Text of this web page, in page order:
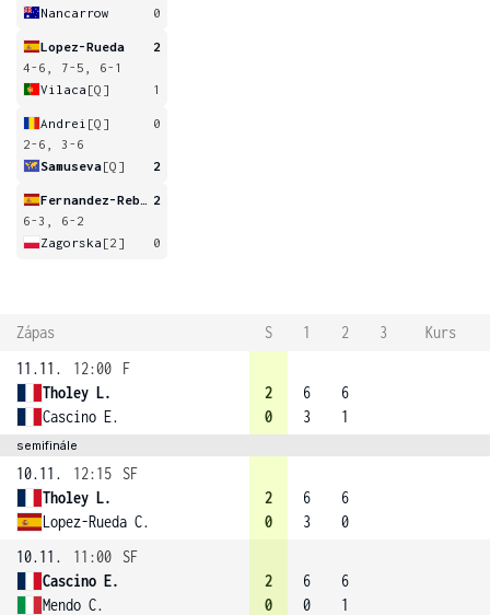
Nancarrow 0
Lopez-Rueda
2
4-6, 7-5, 6-1
Vilaca [Q] 1
Andrei [Q]
0
2-6, 3-6
Samuseva[Q] 2
2
6-3, 6-2
Zagorska [2] 0
Zápas S 1 2 3
Kurs
11.11.
12:00
F
Tholey L.
Cascino E.
2
0
6
3
6
1
semifinále
10.11. 12:15
SF
Tholey L.
Lopez-Rueda C.
2
0
6
3
6
0
10.11.
11:00
SF
Cascino E.
Mendo C.
2
0
6
0
6
1